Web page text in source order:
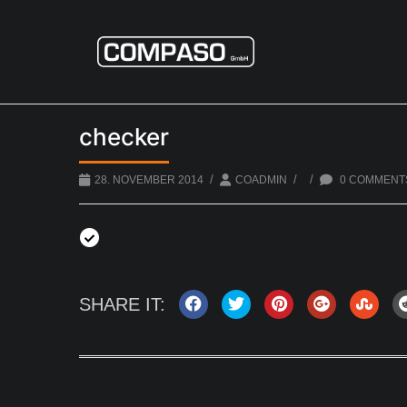
checker
28. NOVEMBER 2014 / COADMIN / / 0
SHARE IT: